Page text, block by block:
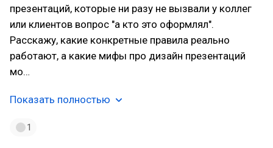
презентаций, которые ни разу не вызвали у коллег
или клиентов вопрос "а кто это оформлял".
Расскажу, какие конкретные правила реально
работают, а какие мифы про дизайн презентаций
мо…
Показать полностью
1